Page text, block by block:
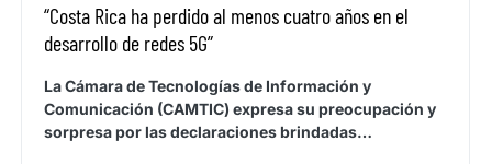
“Costa Rica ha perdido al menos cuatro años en el
desarrollo de redes 5G”
La Cámara de Tecnologías de Información y
Comunicación (CAMTIC) expresa su preocupación y
sorpresa por las declaraciones brindadas…